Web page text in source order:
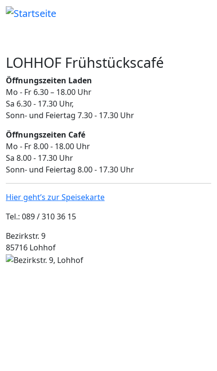
Direkt zum Inhalt
LOHHOF Frühstückscafé
Öffnungszeiten Laden
Mo - Fr 6.30 – 18.00 Uhr
Sa 6.30 - 17.30 Uhr,
​Sonn- und Feiertag 7.30 - 17.30 Uhr
Öffnungszeiten Café
Mo - Fr 8.00 - 18.00 Uhr
Sa 8.00 - 17.30 Uhr
Sonn- und Feiertag 8.00 - 17.30 Uhr
Hier geht’s zur Speisekarte
Tel.: 089 / 310 36 15
Bezirkstr. 9
85716 Lohhof